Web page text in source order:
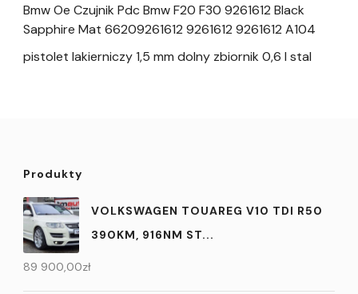
Bmw Oe Czujnik Pdc Bmw F20 F30 9261612 Black
Sapphire Mat 66209261612 9261612 9261612 A104
pistolet lakierniczy 1,5 mm dolny zbiornik 0,6 l stal
Produkty
VOLKSWAGEN TOUAREG V10 TDI R50
390KM, 916NM ST...
89 900,00zł